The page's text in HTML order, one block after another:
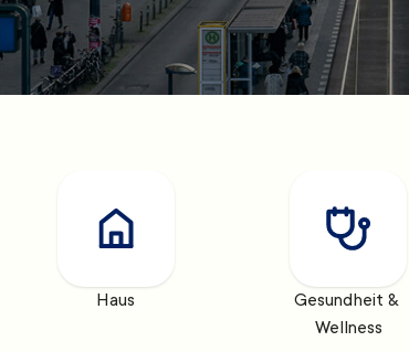
Haus
Gesundheit &
Wellness